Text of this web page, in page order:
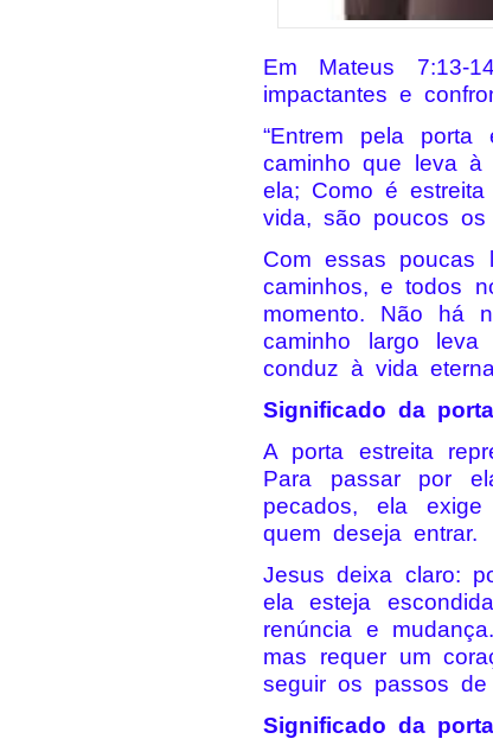
Em Mateus 7:13-
impactantes e
“Entrem pela
caminho que leva
ela; Como é
vida, são poucos os
Com essas poucas
caminhos, e todos
momento. Não há
caminho largo
conduz à vida
Significado da
A porta estreita
Para passar por
pecados, ela
quem deseja entrar.
Jesus deixa claro:
ela esteja
renúncia e
mas requer um
seguir os passos de
Significado da